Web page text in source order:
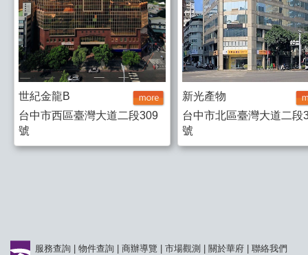
世紀金龍B
台中市西區臺灣大道二段309
號
新光產物
台中市北區臺灣大道二段
號
服務查詢 物件查詢 商辦導覽 市場觀測 關於華府
聯絡我們